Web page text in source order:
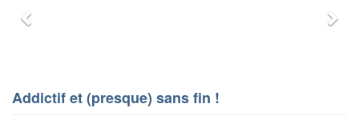
Addictif et (presque) sans fin !